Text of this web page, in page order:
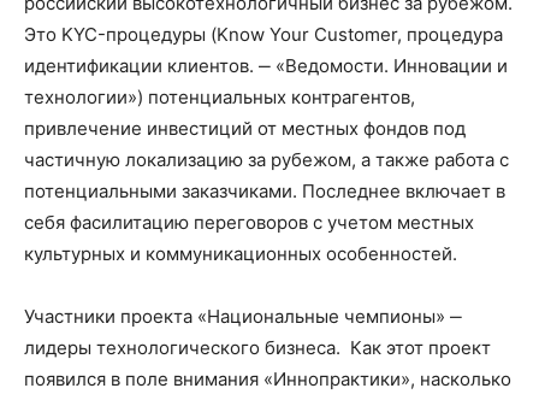
Это KYC-процедуры (Know Your Customer, процедура
идентификации клиентов. ‒ «Ведомости. Инновации и
технологии») потенциальных контрагентов,
привлечение инвестиций от местных фондов под
частичную локализацию за рубежом, а также работа с
потенциальными заказчиками. Последнее включает в
себя фасилитацию переговоров с учетом местных
культурных и коммуникационных особенностей.
Участники проекта «Национальные чемпионы» ‒
лидеры технологического бизнеса. Как этот проект
появился в поле внимания «Иннопрактики», насколько